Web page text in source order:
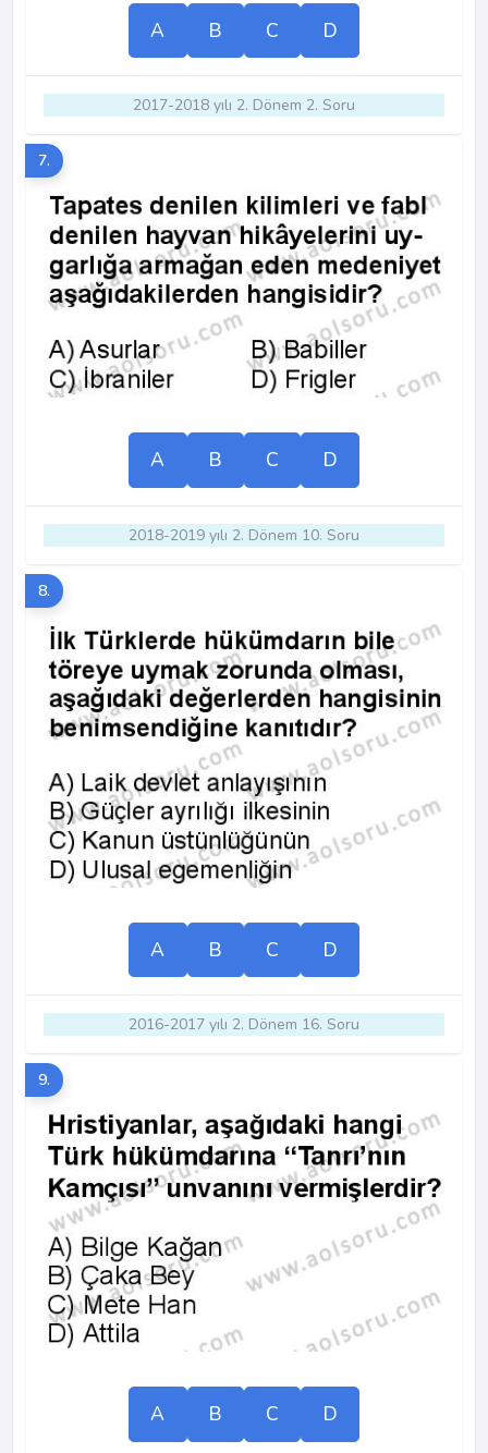
A B C D
2017-2018 yılı 2. Dönem 2. Soru
7.
A B C D
2018-2019 yılı 2. Dönem 10. Soru
8.
A B C D
2016-2017 yılı 2. Dönem 16. Soru
9.
A B C D